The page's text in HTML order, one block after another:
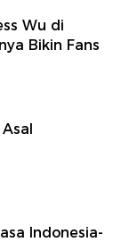
Wu di
Bikin Fans
Indonesia-